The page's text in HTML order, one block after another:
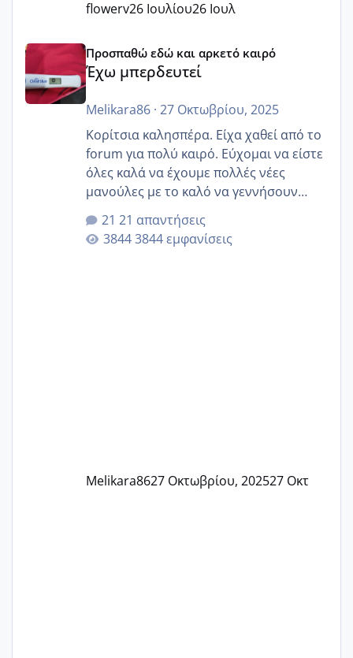
flowerv26 Ιουλίου26 Ιουλ
Έχω μπερδευτεί
Προσπαθώ εδώ και αρκετό καιρό
Έχω μπερδευτεί
Melikara86· 27 Οκτωβρίου, 2025
Κορίτσια καλησπέρα. Είχα χαθεί από το
forum για πολύ καιρό. Εύχομαι να είστε
όλες καλά να έχουμε πολλές νέες
μανούλες με το καλό να γεννήσουν
αυτές που ήδη περιμένουν. Να πάρουν
γερα μωράκια στην αγκαλίτσα τους
🙏🏼🙏🏼 Ας πάμε λοιπόν στο θέμα μου.
21 απαντήσεις
3844 εμφανίσεις
Melikara8627 Οκτωβρίου, 202527 Οκτ